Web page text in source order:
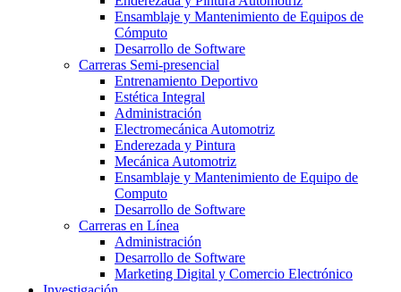
Ensamblaje y Mantenimiento de Equipos de
Cómputo
Desarrollo de Software
Carreras Semi-presencial
Entrenamiento Deportivo
Estética Integral
Administración
Electromecánica Automotriz
Enderezada y Pintura
Mecánica Automotriz
Ensamblaje y Mantenimiento de Equipo de
Computo
Desarrollo de Software
Carreras en Línea
Administración
Desarrollo de Software
Marketing Digital y Comercio Electrónico